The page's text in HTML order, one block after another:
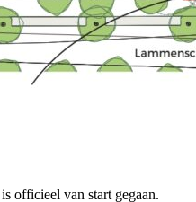
officieel van start gegaan.